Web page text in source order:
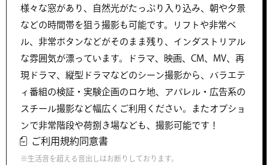
様々な窓があり、自然光がたっぷり入り込み、朝や夕景
などの時間帯を狙う撮影も可能です。リフトや非常ベ
ル、非常ボタンなどがそのまま残り、インダストリアル
な雰囲気が漂っています。ドラマ、映画、CM、MV、再
現ドラマ、縦型ドラマなどのシーン撮影から、バラエテ
ィ番組の検証・実験企画のロケ地、アパレル・広告系の
スチール撮影など幅広くご利用ください。またオプショ
ンで非常階段や荷捌き場なども、撮影可能です！
ご利用規約同意書
※生活音を超える音出しはお断りしております。